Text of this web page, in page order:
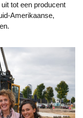
tot een producent
Amerikaanse,